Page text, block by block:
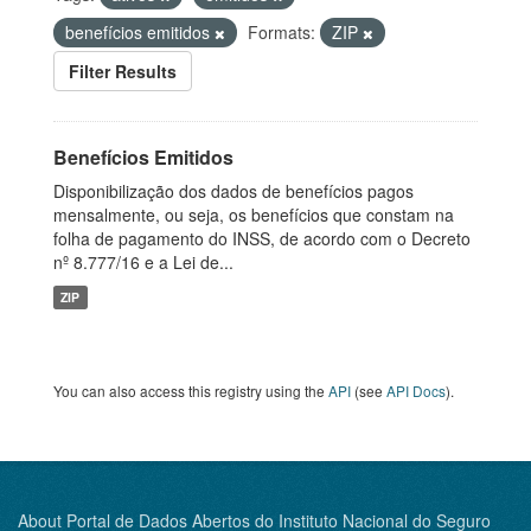
benefícios emitidos
Formats:
ZIP
Filter Results
Benefícios Emitidos
Disponibilização dos dados de benefícios pagos
mensalmente, ou seja, os benefícios que constam na
folha de pagamento do INSS, de acordo com o Decreto
nº 8.777/16 e a Lei de...
ZIP
You can also access this registry using the API (see API Docs).
About Portal de Dados Abertos do Instituto Nacional do Seguro